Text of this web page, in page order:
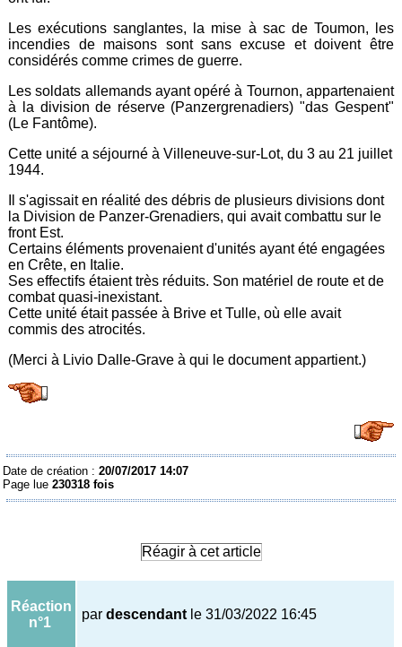
Les exécutions sanglantes, la mise à sac de Toumon, les
incendies de maisons sont sans excuse et doivent être
considérés comme crimes de guerre.
Les soldats allemands ayant opéré à Tournon, appartenaient
à la division de réserve (Panzergrenadiers) "das Gespent"
(Le Fantôme).
Cette unité a séjourné à Villeneuve-sur-Lot, du 3 au 21 juillet
1944.
Il s'agissait en réalité des débris de plusieurs divisions dont
la Division de Panzer-Grenadiers, qui avait combattu sur le
front Est.
Certains éléments provenaient d'unités ayant été engagées
en Crête, en Italie.
Ses effectifs étaient très réduits. Son matériel de route et de
combat quasi-inexistant.
Cette unité était passée à Brive et Tulle, où elle avait
commis des atrocités.
(Merci à Livio Dalle-Grave à qui le document appartient.)
Date de création :20/07/2017 14:07
Page lue230318 fois
Réagir à cet article
Réaction
n°1
pardescendant le 31/03/2022 16:45